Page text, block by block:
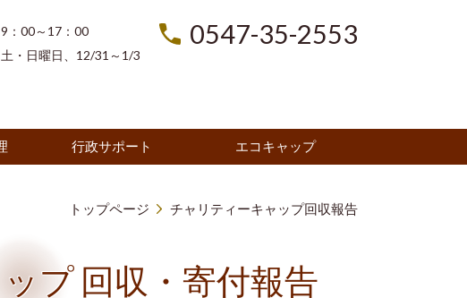
9：00～17：00
土・日曜日、12/31～1/3
0547-35-2553
行政サポート エコキャップ
トップページ チャリティーキャップ回収報告
プ 回収・寄付報告